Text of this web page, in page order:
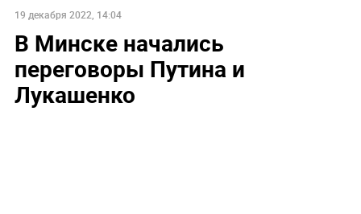
19 декабря 2022, 14:04
В Минске начались
переговоры Путина и
Лукашенко